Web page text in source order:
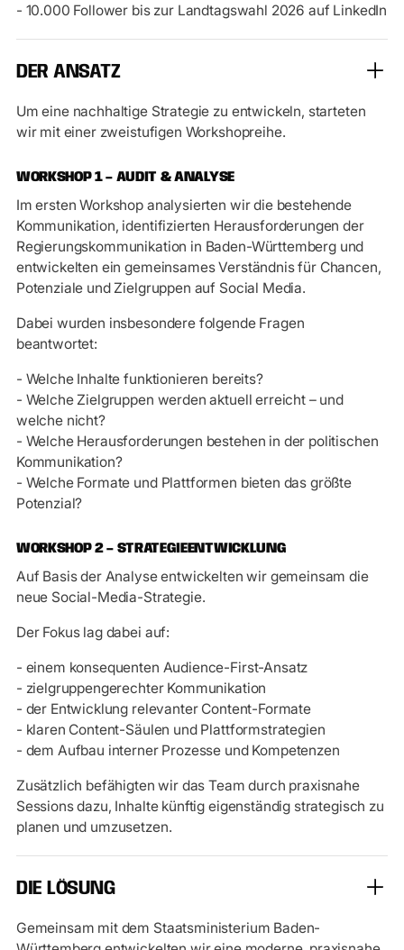
- 10.000 Follower bis zur Landtagswahl 2026 auf LinkedIn
DER ANSATZ
Um eine nachhaltige Strategie zu entwickeln, starteten
wir mit einer zweistufigen Workshopreihe.
WORKSHOP 1 – AUDIT & ANALYSE
Im ersten Workshop analysierten wir die bestehende
Kommunikation, identifizierten Herausforderungen der
Regierungskommunikation in Baden-Württemberg und
entwickelten ein gemeinsames Verständnis für Chancen,
Potenziale und Zielgruppen auf Social Media.
Dabei wurden insbesondere folgende Fragen
beantwortet:
- Welche Inhalte funktionieren bereits?
- Welche Zielgruppen werden aktuell erreicht – und
welche nicht?
- Welche Herausforderungen bestehen in der politischen
Kommunikation?
- Welche Formate und Plattformen bieten das größte
Potenzial?
WORKSHOP 2 – STRATEGIEENTWICKLUNG
Auf Basis der Analyse entwickelten wir gemeinsam die
neue Social-Media-Strategie.
Der Fokus lag dabei auf:
- einem konsequenten Audience-First-Ansatz
- zielgruppengerechter Kommunikation
- der Entwicklung relevanter Content-Formate
- klaren Content-Säulen und Plattformstrategien
- dem Aufbau interner Prozesse und Kompetenzen
Zusätzlich befähigten wir das Team durch praxisnahe
Sessions dazu, Inhalte künftig eigenständig strategisch zu
planen und umzusetzen.
DIE LÖSUNG
Gemeinsam mit dem Staatsministerium Baden-